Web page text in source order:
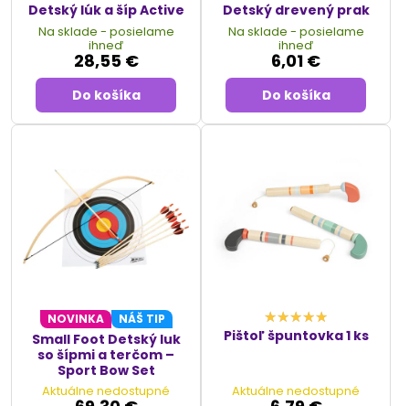
Detský lúk a šíp Active
Na sklade - posielame
ihneď
28,55 €
Do košíka
Detský drevený prak
Na sklade - posielame
ihneď
6,01 €
Do košíka
NOVINKA NÁŠ TIP
Small Foot Detský luk
so šípmi a terčom –
Sport Bow Set
Aktuálne nedostupné
Pištoľ špuntovka 1 ks
Aktuálne nedostupné